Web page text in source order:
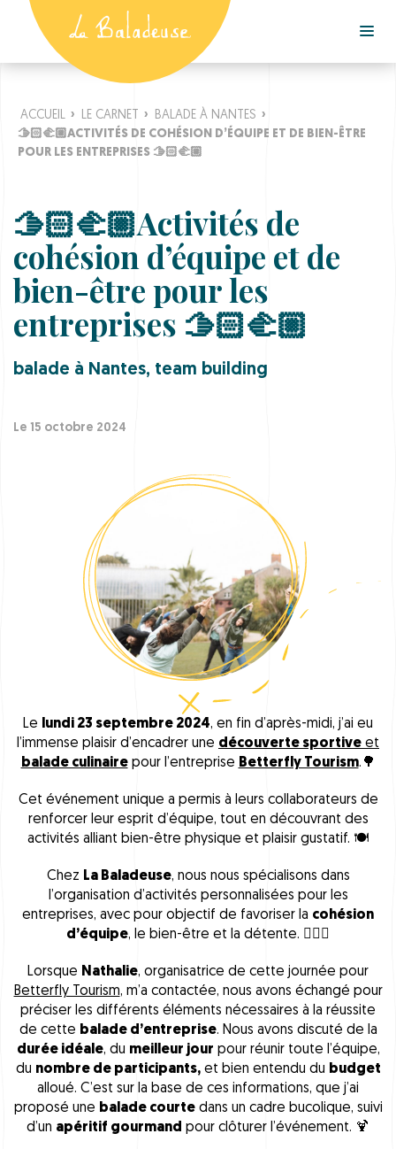
ACCUEIL › LE CARNET › BALADE À NANTES ›
🫱🏻‍🫲🏼ACTIVITÉS DE COHÉSION D’ÉQUIPE ET DE BIEN-ÊTRE
POUR LES ENTREPRISES 🫱🏻‍🫲🏼
🫱🏻‍🫲🏼Activités de
cohésion d’équipe et de
bien-être pour les
entreprises 🫱🏻‍🫲🏼
balade à Nantes, team building
Le 15 octobre 2024
Le lundi 23 septembre 2024, en fin d’après-midi, j’ai eu
l’immense plaisir d’encadrer une découverte sportive et
balade culinairepour l’entreprise Betterfly Tourism.🌳
Cet événement unique a permis à leurs collaborateurs de
renforcer leur esprit d’équipe, tout en découvrant des
activités alliant bien-être physique et plaisir gustatif. 🍽
Chez La Baladeuse, nous nous spécialisons dans
l’organisation d’activités personnalisées pour les
entreprises, avec pour objectif de favoriser la cohésion
d’équipe, le bien-être et la détente. 🧘🏻‍♀️
Lorsque Nathalie, organisatrice de cette journée pour
Betterfly Tourism, m’a contactée, nous avons échangé pour
préciser les différents éléments nécessaires à la réussite
de cette balade d’entreprise. Nous avons discuté de la
durée idéale, du meilleur jour pour réunir toute l’équipe,
du nombre de participants,et bien entendu du budget
alloué. C’est sur la base de ces informations, que j’ai
proposé une balade courtedans un cadre bucolique, suivi
d’un apéritif gourmand pour clôturer l’événement. 🍹